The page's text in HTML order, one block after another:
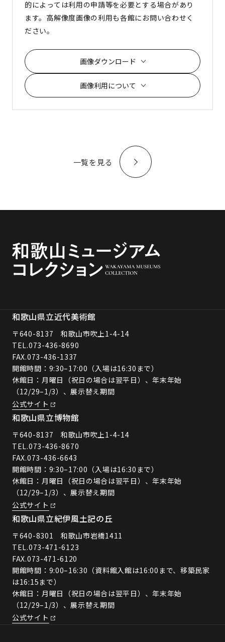
的によっては利用の申請等を必要とする場合があり
ます。高解像度画像の利用も各館にお問い合わせく
ださい。
画像ダウンロード
画像利用について
一覧を見る
和歌山県立近代美術館
〒640-8137 和歌山市吹上1-4-14
TEL.073-436-8690
FAX.073-436-1337
開館時間：9:30–17:00（入場は16:30まで）
休館日：月曜日（祝日の場合は翌平日）、年末年始
（12/29–1/3）、展示替え期間
公式サイト
和歌山県立博物館
〒640-8137 和歌山市吹上1-4-14
TEL.073-436-8670
FAX.073-436-6643
開館時間：9:30–17:00（入場は16:30まで）
休館日：月曜日（祝日の場合は翌平日）、年末年始
（12/29–1/3）、展示替え期間
公式サイト
和歌山県立紀伊風土記の丘
〒640-8301 和歌山市岩橋1411
TEL.073-471-6123
FAX.073-471-6120
開館時間：9:00–16:30（資料館入館は16:00まで、移築民家
は16:15まで）
休館日：月曜日（祝日の場合は翌平日）、年末年始
（12/29–1/3）、展示替え期間
公式サイト